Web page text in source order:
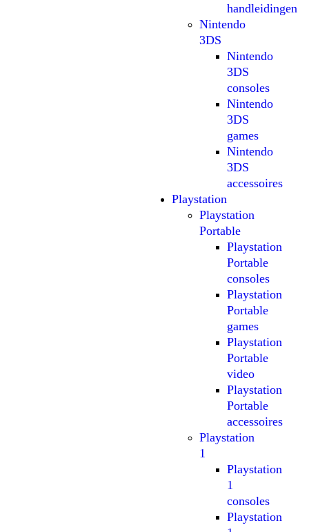
handleidingen
Nintendo
3DS
Nintendo
3DS
consoles
Nintendo
3DS
games
Nintendo
3DS
accessoires
Playstation
Playstation
Portable
Playstation
Portable
consoles
Playstation
Portable
games
Playstation
Portable
video
Playstation
Portable
accessoires
Playstation
1
Playstation
1
consoles
Playstation